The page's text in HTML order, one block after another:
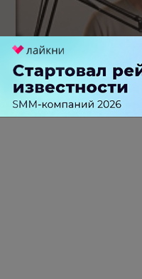
Российский рынок
стагнации после